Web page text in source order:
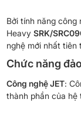
Bởi tính năng công
Heavy SRK/
nghệ mới nhất tiên
Chức năng
Công nghệ JET:
thành phần của hệ
Dựa trên nguyên
trong việc chế tạo